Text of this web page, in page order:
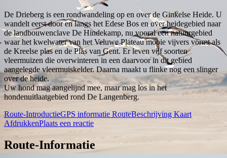
De Drieberg is een rondwandeling op en over de Ginkelse Heide. U
wandelt eerst door en langs het Edese Bos en over heidegebied naar
de landbouwenclave De Hindekamp, nu vooral een natuurgebied
waar het kwelwater van het Veluwe Plateau mooie vijvers vormt als
de Kreelse plas en de Plas van Gent. Er leven vijf soorten
vleermuizen die overwinteren in een daarvoor in dit gebied
aangelegde vleermuiskelder. Daarna maakt u flinke nog een slinger
over de heide.
Uw hond mag aangelijnd mee, maar mag los in het
hondenuitlaatgebied rond De Langenberg.
Route-IntroductieGPS informatie RouteBeschrijving Kaart
AfdrukkenPlaats een reactie
Route-Informatie